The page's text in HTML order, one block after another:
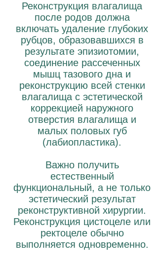
Реконструкция влагалища
после родов должна
включать удаление глубоких
рубцов, образовавшихся в
результате эпизиотомии,
соединение рассеченных
мышц тазового дна и
реконструкцию всей стенки
влагалища с эстетической
коррекцией наружного
отверстия влагалища и
малых половых губ
(лабиопластика).
Важно получить
естественный
функциональный, а не только
эстетический результат
реконструктивной хирургии.
Реконструкция цистоцеле или
ректоцеле обычно
выполняется одновременно.